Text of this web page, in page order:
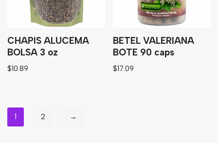
CHAPIS ALUCEMA
BOLSA 3 oz
$10.89
BETEL VALERIANA
BOTE 90 caps
$17.09
1 2 →